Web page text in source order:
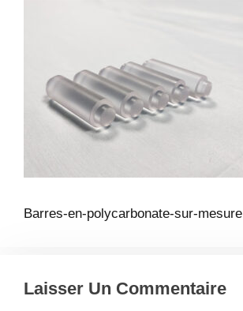
Barres-en-polycarbonate-sur-mesure
Laisser Un Commentaire